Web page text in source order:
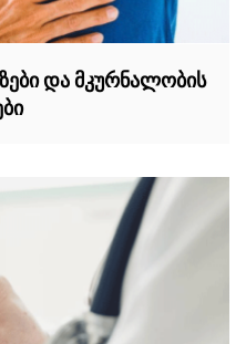
და მკურნალობის